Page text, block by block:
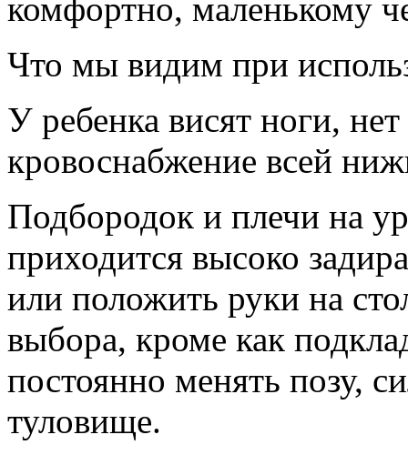
комфортно, маленькому
Что мы видим при
У ребенка висят ноги,
кровоснабжение всей
Подбородок и плечи на
приходится высоко
или положить руки на
выбора, кроме как
постоянно менять позу,
туловище.